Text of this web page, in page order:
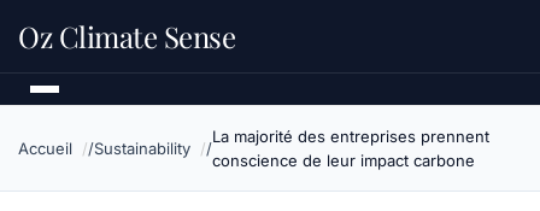
Oz Climate Sense
Accueil Sustainability
La majorité des entreprises prennent
conscience de leur impact carbone